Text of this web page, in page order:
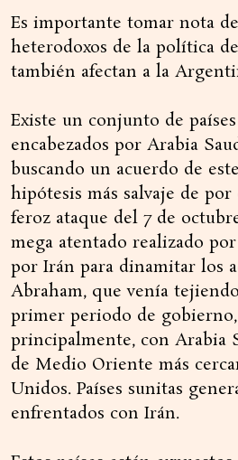
Es importante tomar nota
heterodoxos de la política
también afectan a la
Existe un conjunto de países
encabezados por Arabia
buscando un acuerdo de
hipótesis más salvaje de
feroz ataque del 7 de
mega atentado realizado
por Irán para dinamitar los
Abraham, que venía
primer periodo de
principalmente, con Arabia
de Medio Oriente más
Unidos. Países sunitas
enfrentados con Irán.